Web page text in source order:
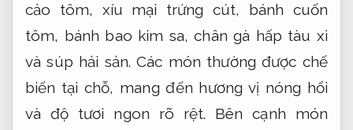
cảo tôm, xíu mại trứng cút, bánh cuốn
tôm, bánh bao kim sa, chân gà hấp tàu xì
và súp hải sản. Các món thường được chế
biến tại chỗ, mang đến hương vị nóng hổi
và độ tươi ngon rõ rệt. Bên cạnh món